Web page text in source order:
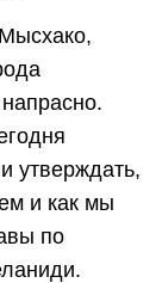
утверждать,
и как мы
по